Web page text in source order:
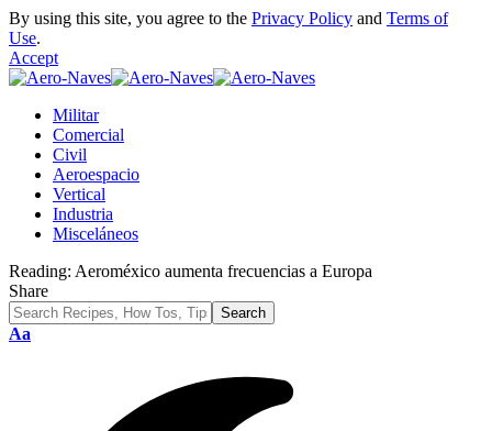
By using this site, you agree to the Privacy Policy and Terms of
Use.
Accept
Militar
Comercial
Civil
Aeroespacio
Vertical
Industria
Misceláneos
Reading: Aeroméxico aumenta frecuencias a Europa
Share
Font
Aa